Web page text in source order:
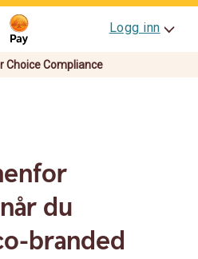
Logg inn
Choice Compliance
du
branded